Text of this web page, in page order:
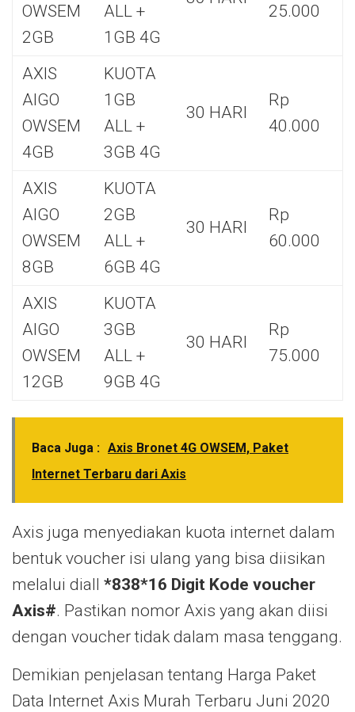
OWSEM
2GB
ALL +
1GB 4G
25.000
AXIS
AIGO
OWSEM
4GB
KUOTA
1GB
ALL +
3GB 4G
30 HARI
Rp
40.000
AXIS
AIGO
OWSEM
8GB
KUOTA
2GB
ALL +
6GB 4G
30 HARI
Rp
60.000
AXIS
AIGO
OWSEM
12GB
KUOTA
3GB
ALL +
9GB 4G
30 HARI
Rp
75.000
Baca Juga : Axis Bronet 4G OWSEM, Paket
Internet Terbaru dari Axis
Axis juga menyediakan kuota internet dalam
bentuk voucher isi ulang yang bisa diisikan
melalui diall *838*16 Digit Kode voucher
Axis#. Pastikan nomor Axis yang akan diisi
dengan voucher tidak dalam masa tenggang.
Demikian penjelasan tentang Harga Paket
Data Internet Axis Murah Terbaru Juni 2020